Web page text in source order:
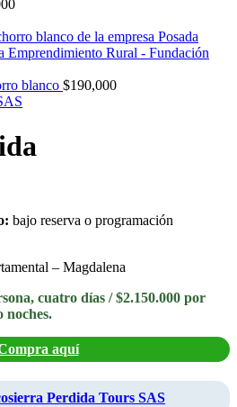
blanco $190,000
bajo reserva o programación
– Magdalena
cuatro días /$2.150.000 por
noches.
aquí
Perdida Tours SAS